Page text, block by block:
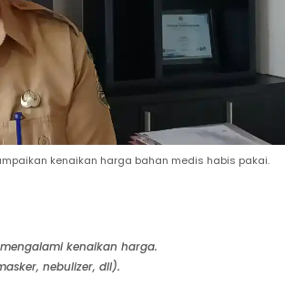
kenaikan harga bahan medis habis pakai.
kenaikan harga.
nebulizer, dll).